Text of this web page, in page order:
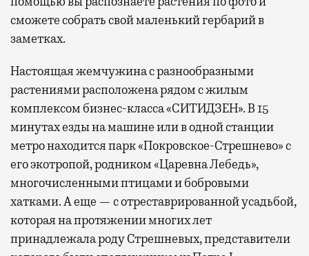
сможете собрать свой маленький гербарий в
заметках.
Настоящая жемчужина с разнообразными
растениями расположена рядом с жилым
комплексом бизнес-класса «СИТИДЗЕН». В 15
минутах езды на машине или в одной станции
метро находится парк «Покровское-Стрешнево» с
его экотропой, родником «Царевна Лебедь»,
многочисленными птицами и бобровыми
хатками. А еще — с отреставрированной усадьбой,
которая на протяжении многих лет
принадлежала роду Стрешневых, представители